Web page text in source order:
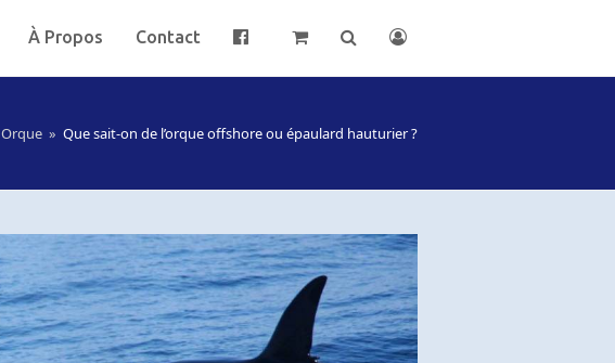
À Propos Contact
Orque » Que sait-on de l’orque offshore ou épaulard hauturier ?